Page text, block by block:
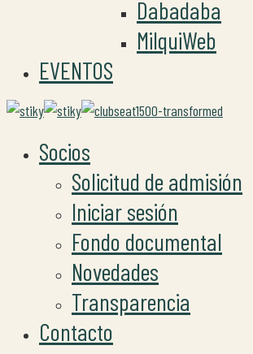
Dabadaba
MilquiWeb
EVENTOS
Socios
Solicitud de admisión
Iniciar sesión
Fondo documental
Novedades
Transparencia
Contacto